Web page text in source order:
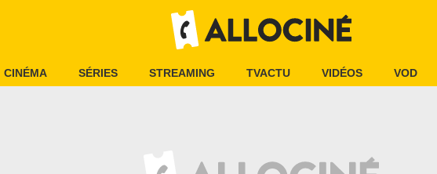
CINÉMA SÉRIES STREAMING TVACTU VIDÉOS VOD